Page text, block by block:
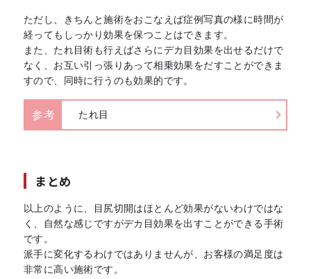
ただし、きちんと施術をおこなえば症例写真の様に時間が
経ってもしっかり効果を保つことはできます。
また、たれ目術も行えばさらにデカ目効果を出せるだけで
なく、お互い引っ張りあって相乗効果をだすことができま
すので、同時に行うのも効果的です。
参考 たれ目
まとめ
以上のように、目尻切開はほとんど効果がないわけではな
く、自然な感じですがデカ目効果を出すことができる手術
です。
派手に変化するわけではありませんが、お客様の満足度は
非常に高い施術です。